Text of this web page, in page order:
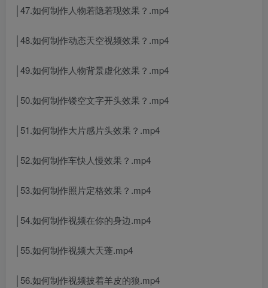
│47.如何制作人物若隐若现效果？.mp4
│48.如何制作动态天空视频效果？.mp4
│49.如何制作人物背景虚化效果？.mp4
│50.如何制作镂空文字开头效果？.mp4
│51.如何制作大片感片头效果？.mp4
│52.如何制作车快人慢效果？.mp4
│53.如何制作照片定格效果？.mp4
│54.如何制作视频在你的身边.mp4
│55.如何制作视频大天蓬.mp4
│56.如何制作视频披着羊皮的狼.mp4